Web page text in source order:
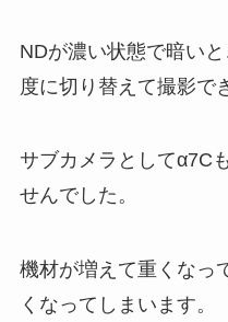
NDが濃い状態で暗い
度に切り替えて撮影で
サブカメラとしてα7C
せんでした。
機材が増えて重くなっ
くなってしまいます。